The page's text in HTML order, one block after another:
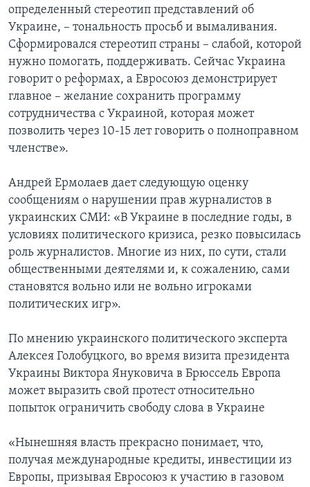
определенный стереотип представлений об
Украине, – тональность просьб и вымаливания.
Сформировался стереотип страны – слабой, которой
нужно помогать, поддерживать. Сейчас Украина
говорит о реформах, а Евросоюз демонстрирует
главное – желание сохранить программу
сотрудничества с Украиной, которая может
позволить через 10-15 лет говорить о полноправном
членстве».
Андрей Ермолаев дает следующую оценку
сообщениям о нарушении прав журналистов в
украинских СМИ: «В Украине в последние годы, в
условиях политического кризиса, резко повысилась
роль журналистов. Многие из них, по сути, стали
общественными деятелями и, к сожалению, сами
становятся вольно или не вольно игроками
политических игр».
По мнению украинского политического эксперта
Алексея Голобуцкого, во время визита президента
Украины Виктора Януковича в Брюссель Европа
может выразить свой протест относительно
попыток ограничить свободу слова в Украине
«Нынешняя власть прекрасно понимает, что,
получая международные кредиты, инвестиции из
Европы, призывая Евросоюз к участию в газовом